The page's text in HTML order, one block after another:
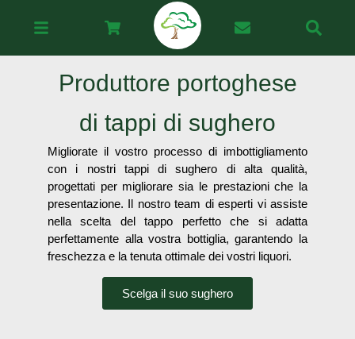
Produttore portoghese
di tappi di sughero
Migliorate il vostro processo di imbottigliamento
con i nostri tappi di sughero di alta qualità,
progettati per migliorare sia le prestazioni che la
presentazione. Il nostro team di esperti vi assiste
nella scelta del tappo perfetto che si adatta
perfettamente alla vostra bottiglia, garantendo la
freschezza e la tenuta ottimale dei vostri liquori.
Scelga il suo sughero